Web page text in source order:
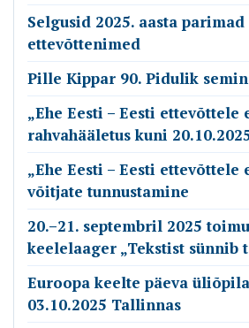
Selgusid 2025. aasta
ettevõttenimed
Pille Kippar 90. Pidulik
„Ehe Eesti – Eesti ettevõttele
rahvahääletus kuni
„Ehe Eesti – Eesti ettevõttele
võitjate tunnustamine
20.–21. septembril 2025
keelelaager „Tekstist sünnib
Euroopa keelte päeva
03.10.2025 Tallinnas